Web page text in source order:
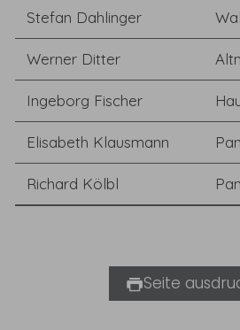
Stefan Dahlinger
Werner Ditter
Ingeborg Fischer
Elisabeth Klausmann
Richard Kölbl
Seite